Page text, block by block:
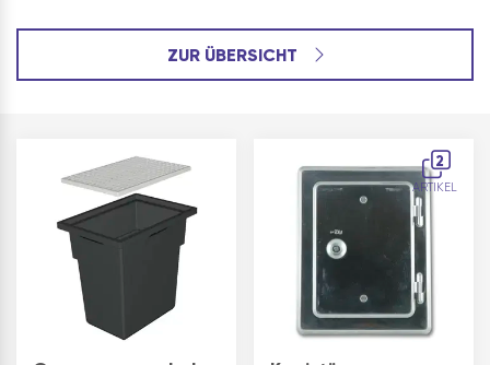
ZUR ÜBERSICHT
2
ARTIKEL